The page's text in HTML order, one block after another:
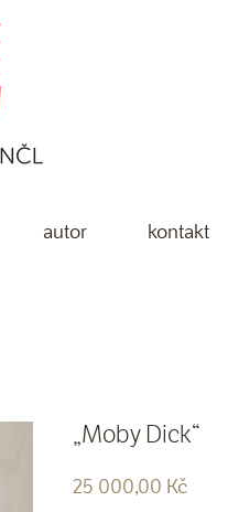
autor kontakt
„Moby Dick“
25 000,00 KčCena